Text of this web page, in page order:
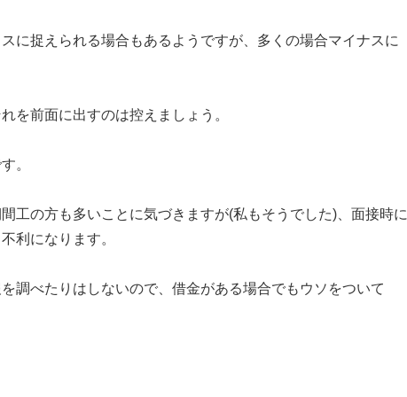
に捉えられる場合もあるようですが、多くの場合マイナスに
を前面に出すのは控えましょう。
。
工の方も多いことに気づきますが(私もそうでした)、面接時に
利になります。
調べたりはしないので、借金がある場合でもウソをついて